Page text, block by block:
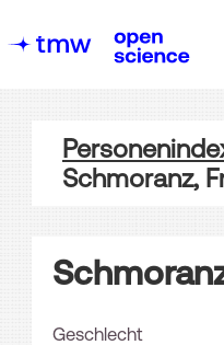
Schmoranz,
Geschlecht